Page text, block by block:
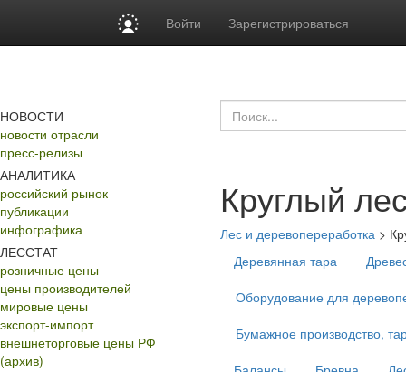
Войти Зарегистрироваться
НОВОСТИ
новости отрасли
пресс-релизы
АНАЛИТИКА
российский рынок
публикации
инфографика
ЛЕССТАТ
розничные цены
цены производителей
мировые цены
экспорт-импорт
внешнеторговые цены РФ
(архив)
Круглый
Лес и деревопереработка >
Деревянная тара
Оборудование для
Бумажное производство,